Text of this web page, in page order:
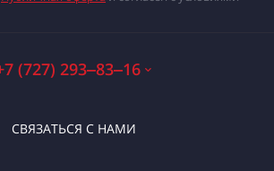
(727) 293‒83‒16
СВЯЗАТЬСЯ С НАМИ